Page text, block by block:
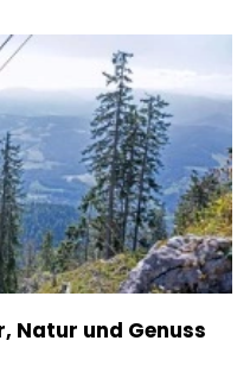
Natur und Genuss